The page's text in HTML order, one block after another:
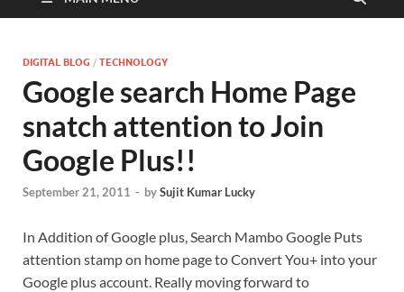
DIGITAL BLOG / TECHNOLOGY
Google search Home Page
snatch attention to Join
Google Plus!!
September 21, 2011 - bySujit Kumar Lucky
In Addition of Google plus, Search Mambo Google Puts
attention stamp on home page to Convert You+ into your
Google plus account. Really moving forward to